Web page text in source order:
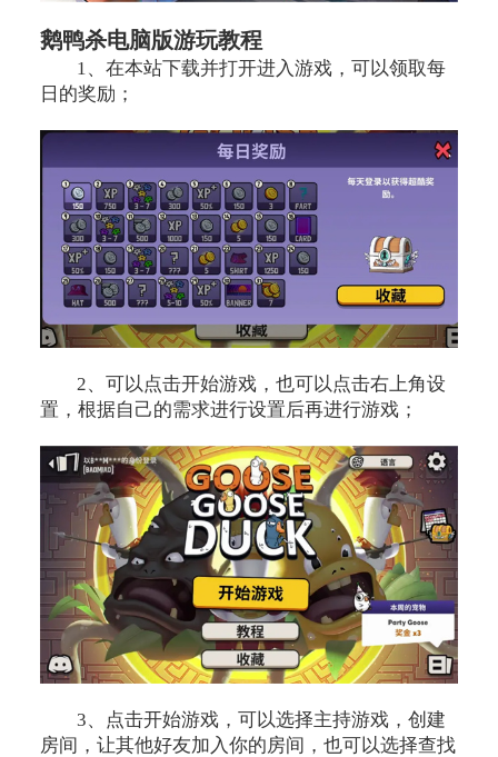
鹅鸭杀电脑版游玩教程
1、在本站下载并打开进入游戏，可以领取每
日的奖励；
2、可以点击开始游戏，也可以点击右上角设
置，根据自己的需求进行设置后再进行游戏；
3、点击开始游戏，可以选择主持游戏，创建
房间，让其他好友加入你的房间，也可以选择查找